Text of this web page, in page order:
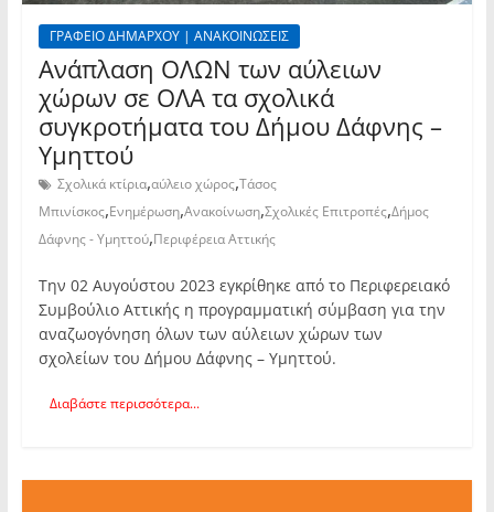
ΓΡΑΦΕΙΟ ΔΗΜΑΡΧΟΥ | ΑΝΑΚΟΙΝΩΣΕΙΣ
Ανάπλαση ΟΛΩΝ των αύλειων
χώρων σε ΟΛΑ τα σχολικά
συγκροτήματα του Δήμου Δάφνης –
Υμηττού
Σχολικά κτίρια,αύλειο χώρος,Τάσος
Μπινίσκος,Ενημέρωση,Ανακοίνωση,Σχολικές Επιτροπές,Δήμος
Δάφνης - Υμηττού,Περιφέρεια Αττικής
Την 02 Αυγούστου 2023 εγκρίθηκε από το Περιφερειακό
Συμβούλιο Αττικής η προγραμματική σύμβαση για την
αναζωογόνηση όλων των αύλειων χώρων των
σχολείων του Δήμου Δάφνης – Υμηττού.
Διαβάστε περισσότερα...